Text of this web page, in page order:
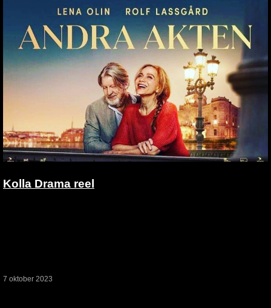
Kolla Drama reel
Den
7 oktober 2023